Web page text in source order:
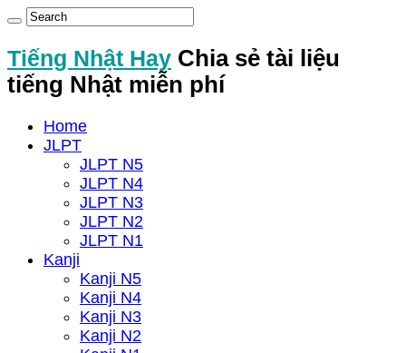
Tiếng Nhật Hay Chia sẻ tài liệu
tiếng Nhật miễn phí
Home
JLPT
JLPT N5
JLPT N4
JLPT N3
JLPT N2
JLPT N1
Kanji
Kanji N5
Kanji N4
Kanji N3
Kanji N2